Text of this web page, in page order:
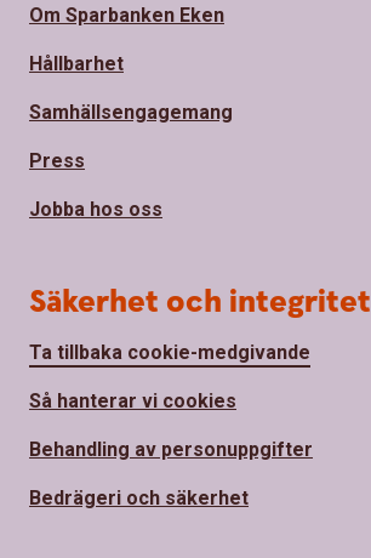
Om Sparbanken Eken
Hållbarhet
Samhällsengagemang
Press
Jobba hos oss
Säkerhet och integritet
Ta tillbaka cookie-medgivande
Så hanterar vi cookies
Behandling av personuppgifter
Bedrägeri och säkerhet